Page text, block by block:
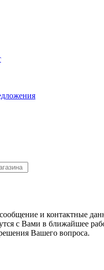
и контактные
с Вами в ближайшее
Вашего вопроса.